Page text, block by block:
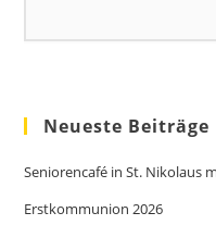
Neueste Beiträge
Seniorencafé in St. Nikolaus
Erstkommunion 2026